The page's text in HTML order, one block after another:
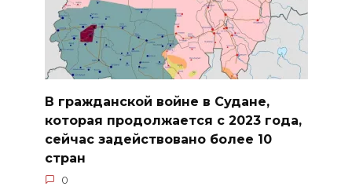
В гражданской войне в Судане,
которая продолжается с 2023 года,
сейчас задействовано более 10
стран
0